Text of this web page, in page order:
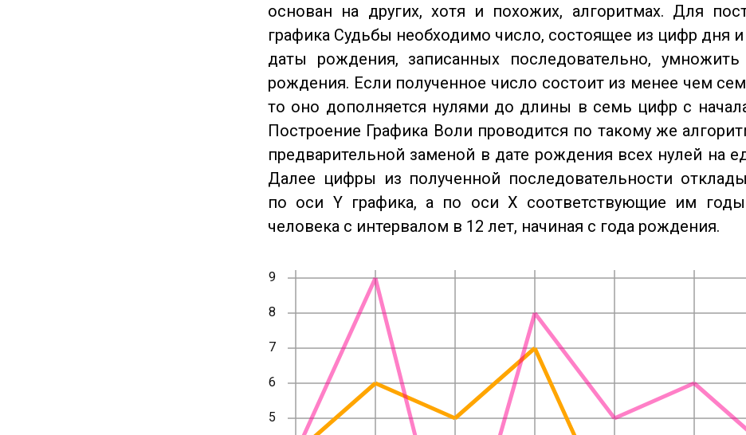
основан на других, хотя и похожих, алгоритмах. Для
графика Судьбы необходимо число, состоящее из цифр дня
даты рождения, записанных последовательно,
рождения. Если полученное число состоит из менее чем
то оно дополняется нулями до длины в семь цифр с
Построение Графика Воли проводится по такому же
предварительной заменой в дате рождения всех нулей на
Далее цифры из полученной последовательности
по оси Y графика, а по оси X соответствующие им
человека с интервалом в 12 лет, начиная с года рождения.